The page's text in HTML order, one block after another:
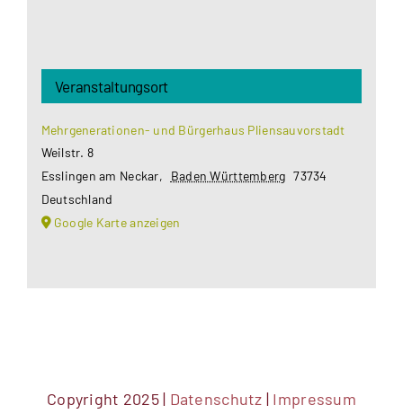
Veranstaltungsort
Mehrgenerationen- und Bürgerhaus Pliensauvorstadt
Weilstr. 8
Esslingen am Neckar, Baden Württemberg 73734
Deutschland
Google Karte anzeigen
Copyright 2025 | Datenschutz | Impressum